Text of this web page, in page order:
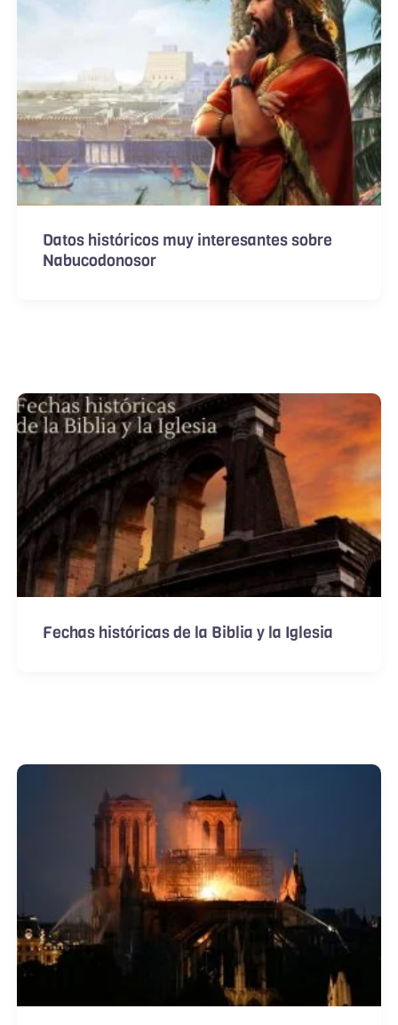
Datos históricos muy interesantes sobre
Nabucodonosor
Fechas históricas de la Biblia y la Iglesia